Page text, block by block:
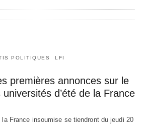
POLITIQUES LFI
premières annonces sur le
d’été de la France
la France insoumise se tiendront du jeudi 20